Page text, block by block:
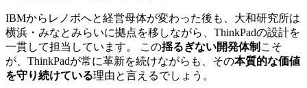
IBMからレノボへと経営母体が変わった後も、大和研究所は
横浜・みなとみらいに拠点を移しながら、ThinkPadの設計を
一貫して担当しています。 この揺るぎない開発体制 こそ
が、ThinkPadが常に革新を続けながらも、その本質的な価値
を守り続けている理由と言えるでしょう。